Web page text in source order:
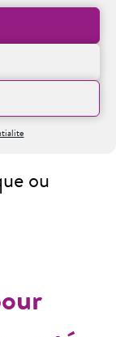
la
pour
des
ou